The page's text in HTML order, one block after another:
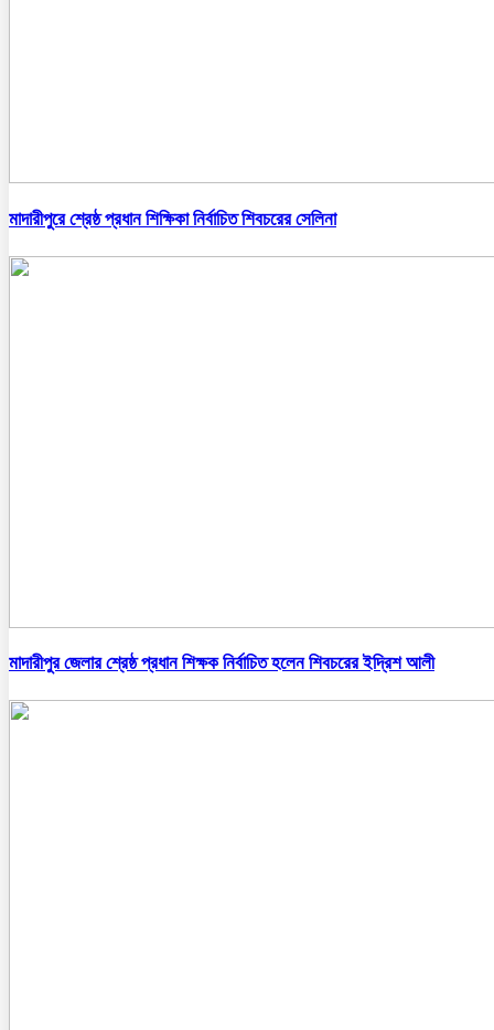
মাদারীপুরে শ্রেষ্ঠ প্রধান শিক্ষিকা নির্বাচিত শিবচরের সেলিনা
মাদারীপুর জেলার শ্রেষ্ঠ প্রধান শিক্ষক নির্বাচিত হলেন শিবচরের ইদ্রিশ আলী